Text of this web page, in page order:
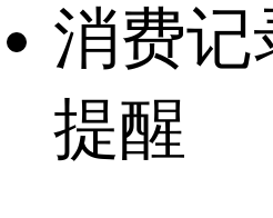
消费记
提醒